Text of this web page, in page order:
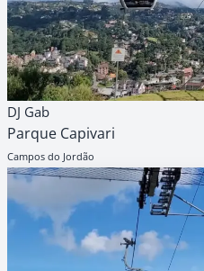
08
14h
AGENDA
GRATUITO
DJ Gab
Parque Capivari
Campos do Jordão